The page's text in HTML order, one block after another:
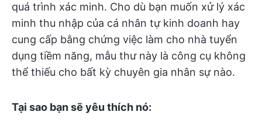
quá trình xác minh. Cho dù bạn muốn xử lý xác
minh thu nhập của cá nhân tự kinh doanh hay
cung cấp bằng chứng việc làm cho nhà tuyển
dụng tiềm năng, mẫu thư này là công cụ không
thể thiếu cho bất kỳ chuyên gia nhân sự nào.
Tại sao bạn sẽ yêu thích nó: